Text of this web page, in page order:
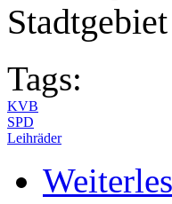
Tags:
KVB
SPD
Leihräder